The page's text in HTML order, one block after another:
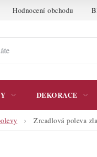
Hodnocení obchodu
DEKORACE
Zrcadlová poleva